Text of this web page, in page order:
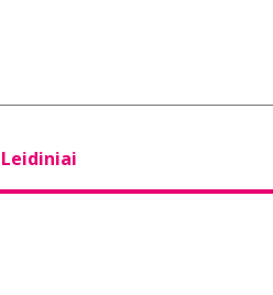
Leidiniai